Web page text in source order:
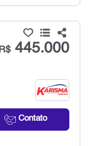
R$445.000
Contato